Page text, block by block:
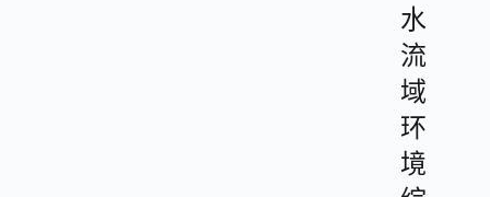
水
流
域
环
境